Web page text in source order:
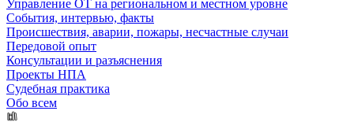
Управление ОТ на региональном и местном уровне
События, интервью, факты
Происшествия, аварии, пожары, несчастные случаи
Передовой опыт
Консультации и разъяснения
Проекты НПА
Судебная практика
Обо всем